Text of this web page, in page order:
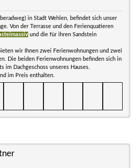
in Stadt Wehlen, befindet sich unser
Von der Terrasse und den Ferienquatieren
und die für ihren Sandstein
wir Ihnen zwei Ferienwohnungen und zwei
Die beiden Ferienwohnungen befinden sich in
im Dachgeschoss unseres Hauses.
im Preis enthalten.